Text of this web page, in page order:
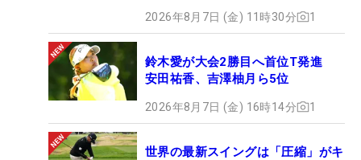
2026年8月7日 (金) 11時30分 1
鈴木愛が大会2勝目へ首位T発進
安田祐香、吉澤柚月ら5位
2026年8月7日 (金) 16時14分 1
世界の最新スイングは「圧縮」がキ